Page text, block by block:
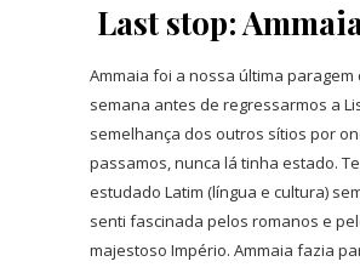
Last stop:
Ammaia foi a nossa última paragem
semana antes de regressarmos a
semelhança dos outros sítios por
passamos, nunca lá tinha estado.
estudado Latim (língua e cultura)
senti fascinada pelos romanos e
majestoso Império. Ammaia fazia